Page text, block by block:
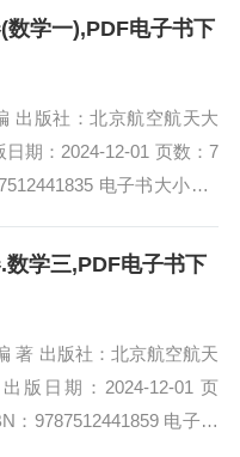
学一),PDF电子书下
出版社：北京航空航天大
期：2024-12-01 页数：7
电子书大小：2
学三,PDF电子书下
著 出版社：北京航空航天
版日期：2024-12-01 页
：9787512441859 电子书